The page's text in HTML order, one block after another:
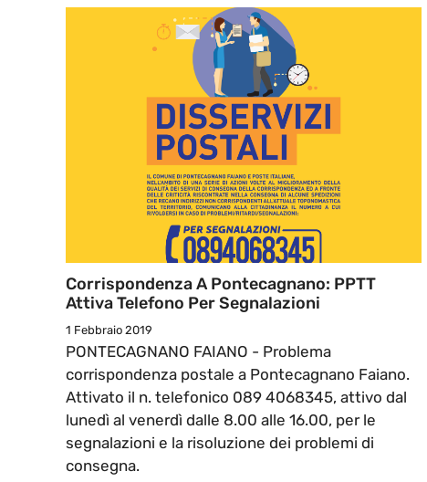
Corrispondenza A Pontecagnano: PPTT
Attiva Telefono Per Segnalazioni
1 Febbraio 2019
PONTECAGNANO FAIANO - Problema
corrispondenza postale a Pontecagnano Faiano.
Attivato il n. telefonico 089 4068345, attivo dal
lunedì al venerdì dalle 8.00 alle 16.00, per le
segnalazioni e la risoluzione dei problemi di
consegna.